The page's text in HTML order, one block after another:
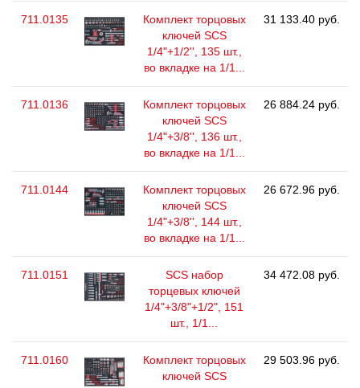
711.0135
Комплект торцовых
ключей SCS
1/4"+1/2'', 135 шт.,
во вкладке на 1/1...
31 133.40 руб.
711.0136
Комплект торцовых
ключей SCS
1/4"+3/8'', 136 шт.,
во вкладке на 1/1...
26 884.24 руб.
711.0144
Комплект торцовых
ключей SCS
1/4"+3/8'', 144 шт.,
во вкладке на 1/1...
26 672.96 руб.
711.0151
SCS набор
торцевых ключей
1/4"+3/8"+1/2", 151
шт., 1/1...
34 472.08 руб.
711.0160
Комплект торцовых
ключей SCS
29 503.96 руб.